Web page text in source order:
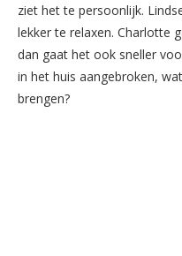
ziet het te persoonlijk.
lekker te relaxen. Charlotte
dan gaat het ook sneller
in het huis aangebroken,
brengen?